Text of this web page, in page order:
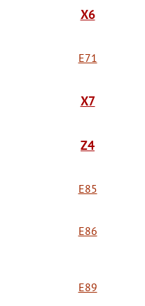
X6
E71
X7
Z4
E85
E86
E89